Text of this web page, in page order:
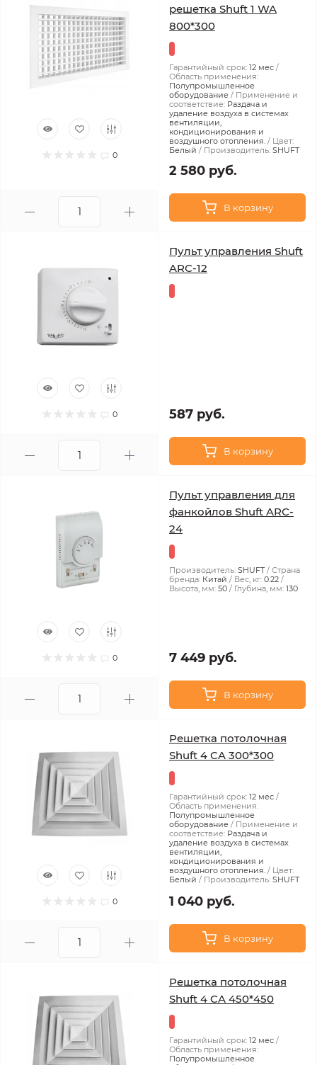
0
решетка Shuft 1 WA
800*300
Гарантийный срок: 12 мес
Область применения:
Полупромышленное
оборудование
Применение и
соответствие: Раздача и
удаление воздуха в системах
вентиляции,
кондиционирования и
воздушного отопления.
Цвет:
Белый
Производитель: SHUFT
2 580 руб.
В корзину
0
Пульт управления Shuft
ARC-12
587 руб.
В корзину
0
Пульт управления для
фанкойлов Shuft ARC-
24
Производитель: SHUFT
Страна
бренда: Китай Вес, кг: 0.22
Высота, мм: 50 Глубина, мм: 130
7 449 руб.
В корзину
0
Решетка потолочная
Shuft 4 CA 300*300
Гарантийный срок: 12 мес
Область применения:
Полупромышленное
оборудование
Применение и
соответствие: Раздача и
удаление воздуха в системах
вентиляции,
кондиционирования и
воздушного отопления.
Цвет:
Белый
Производитель: SHUFT
1 040 руб.
В корзину
Решетка потолочная
Shuft 4 CA 450*450
Гарантийный срок: 12 мес
Область применения:
Полупромышленное